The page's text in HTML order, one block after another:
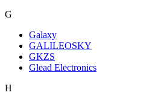
G
Galaxy
GALILEOSKY
GKZS
Glead Electronics
H